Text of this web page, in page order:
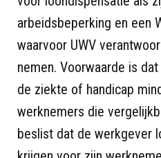
arbeidsbeperking en een
waarvoor UWV
nemen. Voorwaarde is
de ziekte of handicap
werknemers die
beslist dat de werkgever